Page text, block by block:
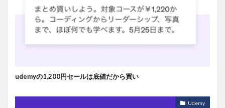
udemyの1,200円セールは底値だから買い
Udemy